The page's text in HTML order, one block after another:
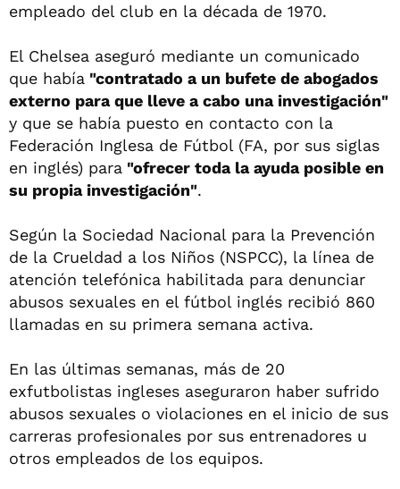
empleado del club en la década de 1970.
El Chelsea aseguró mediante un comunicado
que había "contratado a un bufete de abogados
externo para que lleve a cabo una investigación"
y que se había puesto en contacto con la
Federación Inglesa de Fútbol (FA, por sus siglas
en inglés) para "ofrecer toda la ayuda posible en
su propia investigación".
Según la Sociedad Nacional para la Prevención
de la Crueldad a los Niños (NSPCC), la línea de
atención telefónica habilitada para denunciar
abusos sexuales en el fútbol inglés recibió 860
llamadas en su primera semana activa.
En las últimas semanas, más de 20
exfutbolistas ingleses aseguraron haber sufrido
abusos sexuales o violaciones en el inicio de sus
carreras profesionales por sus entrenadores u
otros empleados de los equipos.